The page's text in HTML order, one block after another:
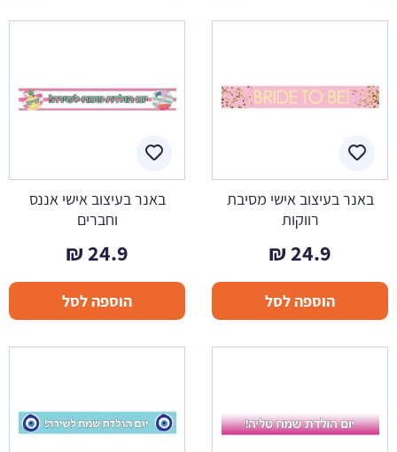
באנר בעיצוב אישי מסיבת
רווקות
24.9
₪
הוספה לסל
באנר בעיצוב אישי אננס
וחברים
24.9
₪
הוספה לסל